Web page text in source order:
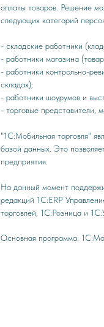
оплаты товаров. Решение
следующих категорий
- складские работники
- работники магазина
- работники контрольно-
складах);
- работники шоурумов и
- торговые представители,
"1С:Мобильная торговля"
базой данных. Это
предприятия.
На данный момент
редакций 1С:ERP
торговлей, 1С:Розница и
Основная программа: